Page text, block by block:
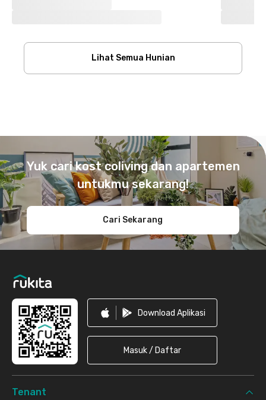
Lihat Semua Hunian
Yuk cari kost coliving dan apartemen
untukmu sekarang!
Cari Sekarang
Download Aplikasi
Masuk / Daftar
Tenant